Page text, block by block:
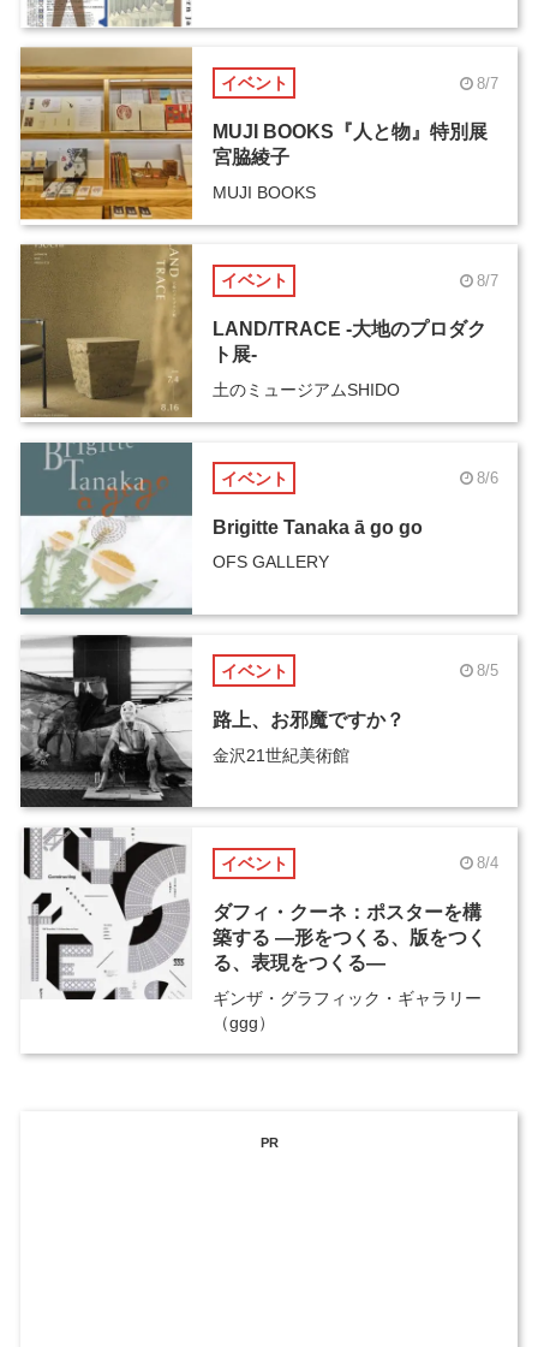
イベント 8/7
MUJI BOOKS『人と物』特別展
宮脇綾子
MUJI BOOKS
イベント 8/7
LAND/TRACE -大地のプロダク
ト展-
土のミュージアムSHIDO
イベント 8/6
Brigitte Tanaka ā go go
OFS GALLERY
イベント 8/5
路上、お邪魔ですか？
金沢21世紀美術館
イベント 8/4
ダフィ・クーネ：ポスターを構
築する ―形をつくる、版をつく
る、表現をつくる―
ギンザ・グラフィック・ギャラリー
（ggg）
PR